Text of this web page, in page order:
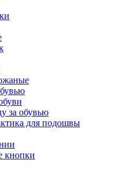
за обувью
для подошвы
кнопки